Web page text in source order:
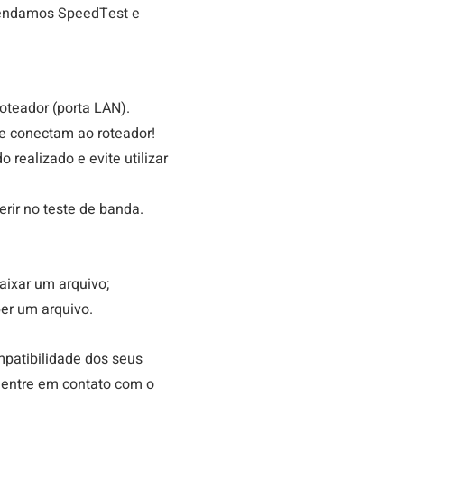
SpeedTest e
(porta LAN).
conectam ao roteador!
realizado e evite utilizar
no teste de banda.
um arquivo;
um arquivo.
dos seus
em contato com o